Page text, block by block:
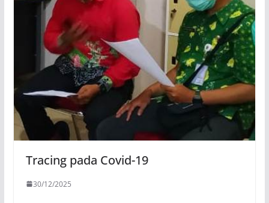
Tracing pada Covid-19
30/12/2025